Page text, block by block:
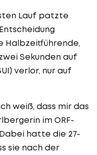
Lauf patzte
Halbzeitführende,
Sekunden auf
verlor, nur auf
weiß, dass mir das
im ORF-
hatte die 27-
sie nach der